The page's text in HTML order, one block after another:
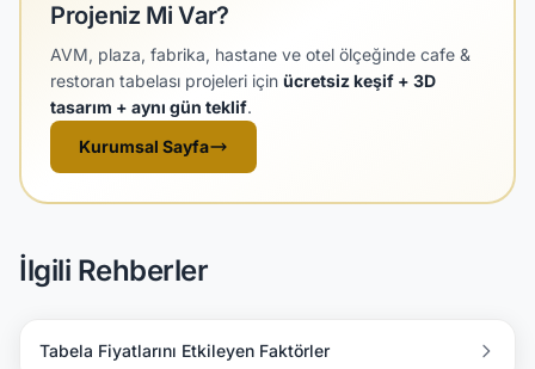
Projeniz Mi Var?
AVM, plaza, fabrika, hastane ve otel ölçeğinde cafe &
restoran tabelası projeleri için ücretsiz keşif + 3D
tasarım + aynı gün teklif.
Kurumsal Sayfa
İlgili Rehberler
Tabela Fiyatlarını Etkileyen Faktörler